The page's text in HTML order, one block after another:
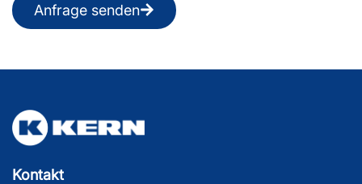
Anfrage senden
Kontakt